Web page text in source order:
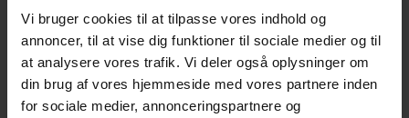
Vi bruger cookies til at tilpasse vores indhold og
annoncer, til at vise dig funktioner til sociale medier og til
at analysere vores trafik. Vi deler også oplysninger om
din brug af vores hjemmeside med vores partnere inden
for sociale medier, annonceringspartnere og
Åbningstider I Butikken
Information
Praktiske Sider